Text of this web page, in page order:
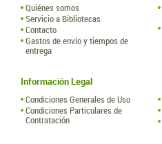
Quiénes somos
Servicio a Bibliotecas
Contacto
Gastos de envío y tiempos de
entrega
Información Legal
Condiciones Generales de Uso
Condiciones Particulares de
Contratación